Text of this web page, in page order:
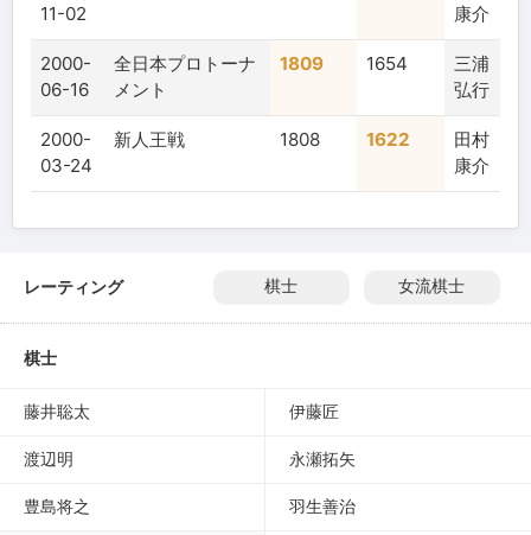
11-02
康介
2000-
06-16
全日本プロトーナ
メント
1809 1654
三浦
弘行
2000-
03-24
新人王戦 1808 1622
田村
康介
レーティング 棋士 女流棋士
棋士
藤井聡太 伊藤匠
渡辺明 永瀬拓矢
豊島将之 羽生善治